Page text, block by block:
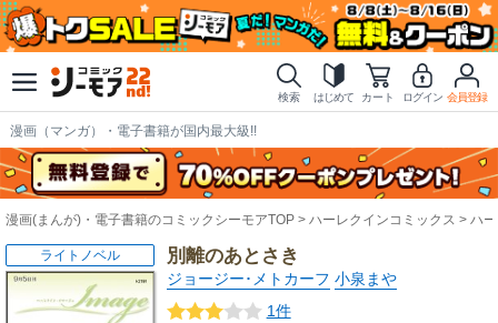
検索 はじめて カート ログイン 会員登録
漫画（マンガ）・電子書籍が国内最大級!!
漫画(まんが)・電子書籍のコミックシーモアTOP ハーレクインコミックス ハ
別離のあとさき
ジョージー･メトカーフ 小泉まや
1件
ライトノベル